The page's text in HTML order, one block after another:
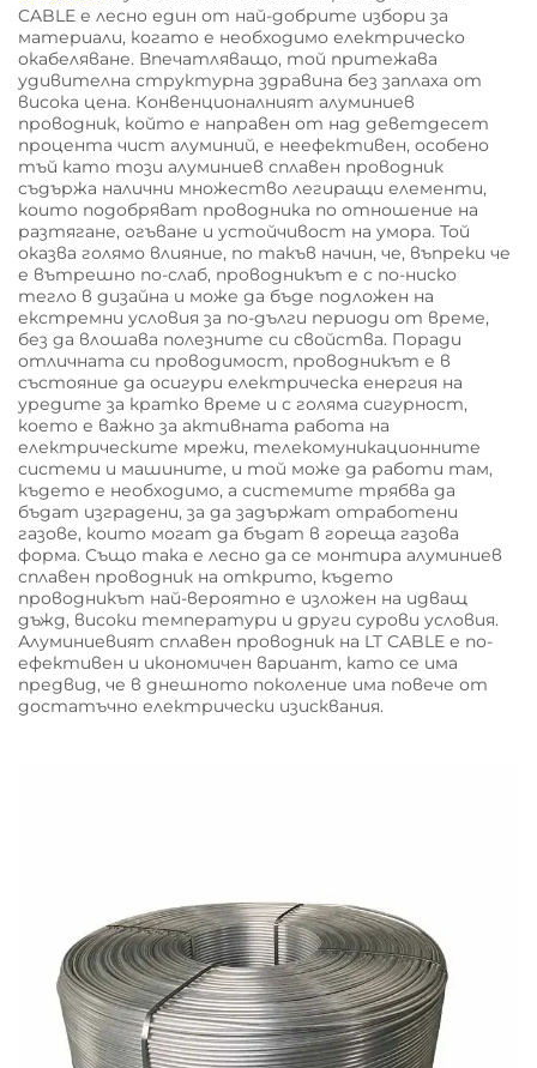
CABLE е лесно един от най-добрите избори за
материали, когато е необходимо електрическо
окабеляване. Впечатляващо, той притежава
удивителна структурна здравина без заплаха от
висока цена. Конвенционалният алуминиев
проводник, който е направен от над деветдесет
процента чист алуминий, е неефективен, особено
тъй като този алуминиев сплавен проводник
съдържа налични множество легиращи елементи,
които подобряват проводника по отношение на
разтягане, огъване и устойчивост на умора. Той
оказва голямо влияние, по такъв начин, че, въпреки че
е вътрешно по-слаб, проводникът е с по-ниско
тегло в дизайна и може да бъде подложен на
екстремни условия за по-дълги периоди от време,
без да влошава полезните си свойства. Поради
отличната си проводимост, проводникът е в
състояние да осигури електрическа енергия на
уредите за кратко време и с голяма сигурност,
което е важно за активната работа на
електрическите мрежи, телекомуникационните
системи и машините, и той може да работи там,
където е необходимо, а системите трябва да
бъдат изградени, за да задържат отработени
газове, които могат да бъдат в гореща газова
форма. Също така е лесно да се монтира алуминиев
сплавен проводник на открито, където
проводникът най-вероятно е изложен на идващ
дъжд, високи температури и други сурови условия.
Алуминиевият сплавен проводник на LT CABLE е по-
ефективен и икономичен вариант, като се има
предвид, че в днешното поколение има повече от
достатъчно електрически изисквания.